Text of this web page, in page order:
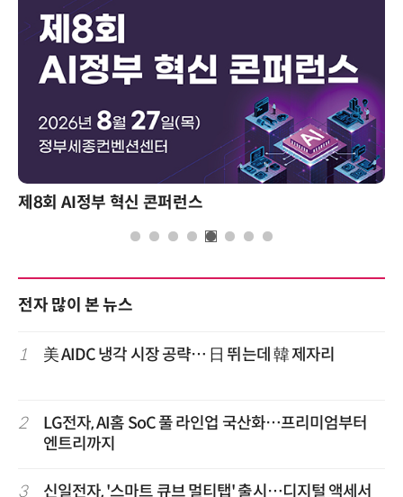
제8회 AI정부 혁신 콘퍼런스
전자 많이 본 뉴스
1 美 AIDC 냉각 시장 공략… 日 뛰는데 韓 제자리
2
LG전자, AI홈 SoC 풀 라인업 국산화…프리미엄부터
엔트리까지
3
신일전자, '스마트 큐브 멀티탭' 출시…디지털 액세서